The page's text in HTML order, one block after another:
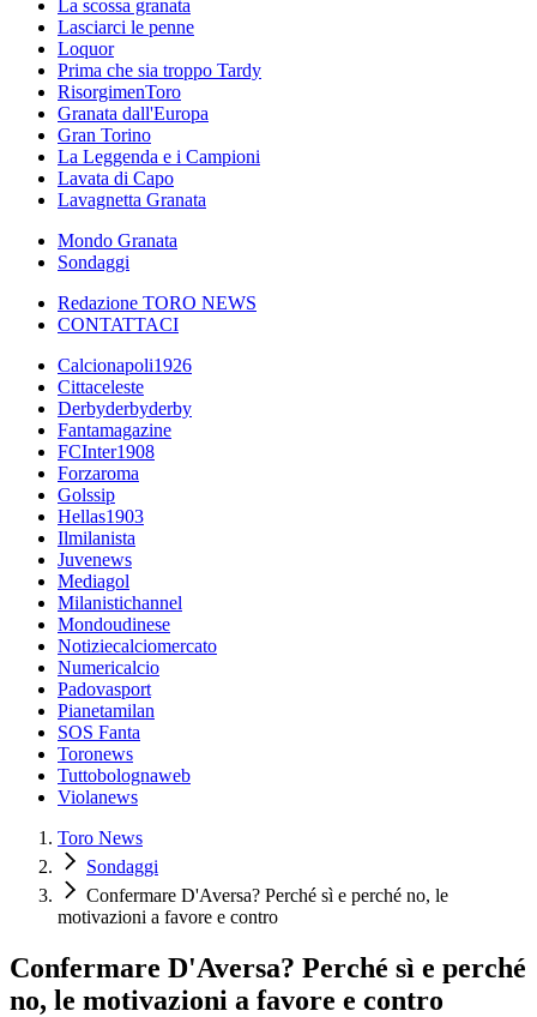
La scossa granata
Lasciarci le penne
Loquor
Prima che sia troppo Tardy
RisorgimenToro
Granata dall'Europa
Gran Torino
La Leggenda e i Campioni
Lavata di Capo
Lavagnetta Granata
Mondo Granata
Sondaggi
Redazione TORO NEWS
CONTATTACI
Calcionapoli1926
Cittaceleste
Derbyderbyderby
Fantamagazine
FCInter1908
Forzaroma
Golssip
Hellas1903
Ilmilanista
Juvenews
Mediagol
Milanistichannel
Mondoudinese
Notiziecalciomercato
Numericalcio
Padovasport
Pianetamilan
SOS Fanta
Toronews
Tuttobolognaweb
Violanews
Toro News
Sondaggi
Confermare D'Aversa? Perché sì e perché no, le
motivazioni a favore e contro
Confermare D'Aversa? Perché sì e perché
no, le motivazioni a favore e contro